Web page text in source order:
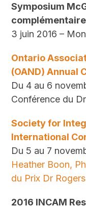
Symposium
complémentaire
3 juin 2016 –
Ontario
(OAND) Annual
Du 4 au 6
Conférence du
Society for
International
Du 5 au 7
Heather Boon,
du Prix Dr Rogers
2016 INCAM